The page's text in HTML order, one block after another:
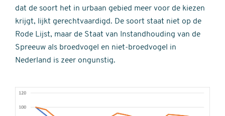
dat de soort het in urbaan gebied meer voor de kiezen
krijgt, lijkt gerechtvaardigd. De soort staat niet op de
Rode Lijst, maar de Staat van Instandhouding van de
Spreeuw als broedvogel en niet-broedvogel in
Nederland is zeer ongunstig.